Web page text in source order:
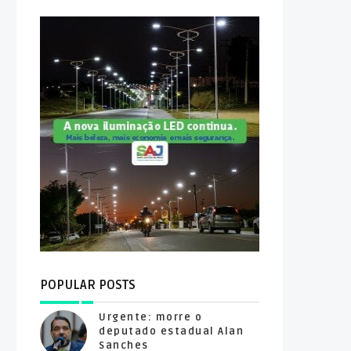
POPULAR POSTS
Urgente: morre o
deputado estadual Alan
Sanches